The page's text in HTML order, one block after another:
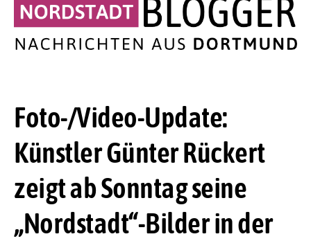
Foto-/Video-Update:
Künstler Günter Rückert
zeigt ab Sonntag seine
„Nordstadt“-Bilder in der